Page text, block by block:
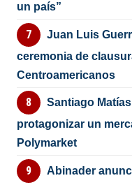
un país”
Juan Luis
ceremonia de
Centroamericanos
Santiago
protagonizar un
Polymarket
Abinader